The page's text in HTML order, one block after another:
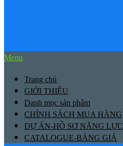
Menu
Trang chủ
GIỚI THIỆU
Danh mục sản phẩm
CHÍNH SÁCH MUA HÀNG
DỰ ÁN-HỒ SƠ NĂNG LỰC
CATALOGUE-BẢNG GIÁ